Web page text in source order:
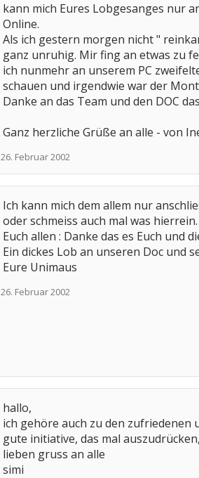
kann mich Eures Lobgesanges nur
Online.
Als ich gestern morgen nicht "
ganz unruhig. Mir fing an etwas zu
ich nunmehr an unserem PC
schauen und irgendwie war der
Danke an das Team und den DOC
Ganz herzliche Grüße an alle - von
26. Februar 2002
Ich kann mich dem allem nur
oder schmeiss auch mal was
Euch allen : Danke das es Euch und
Ein dickes Lob an unseren Doc und
Eure Unimaus
26. Februar 2002
hallo,
ich gehöre auch zu den zufriedenen
gute initiative, das mal auszudrücken,
lieben gruss an alle
simi